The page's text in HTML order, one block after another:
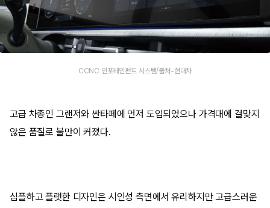
CCNC 인포테인펀트 시스템/출처-현대차
고급 차종인 그랜저와 싼타페에 먼저 도입되었으나 가격대에 걸맞지
않은 품질로 불만이 커졌다.
심플하고 플랫한 디자인은 시인성 측면에서 유리하지만 고급스러운